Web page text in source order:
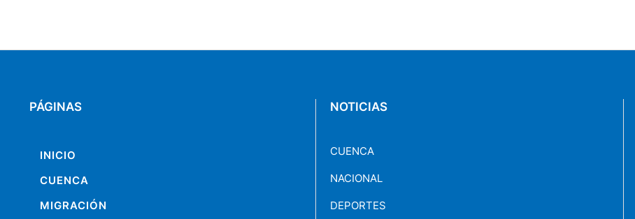
PÁGINAS
INICIO
CUENCA
MIGRACIÓN
NOTICIAS
CUENCA
NACIONAL
DEPORTES